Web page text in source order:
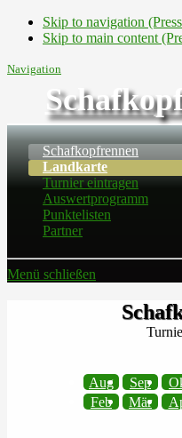
Skip to navigation
Skip to main content
Navigation
Schafkopfrennen
Landkarte
Turnier eintragen
Auswertprogramm
Punktelisten
Partner
Menü schließen
Aug Sep
Feb
Mär